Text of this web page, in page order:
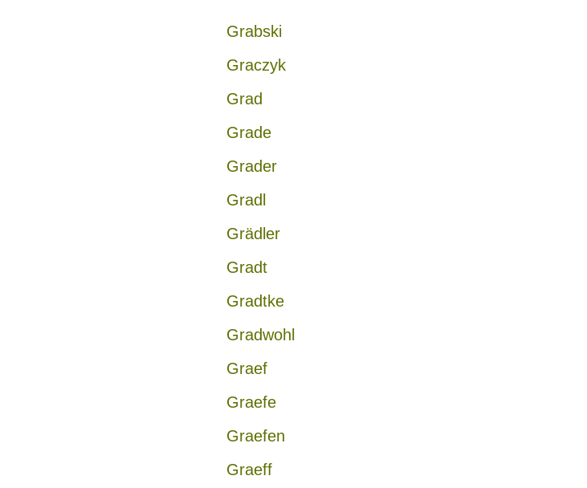
Grabski
Graczyk
Grad
Grade
Grader
Gradl
Grädler
Gradt
Gradtke
Gradwohl
Graef
Graefe
Graefen
Graeff